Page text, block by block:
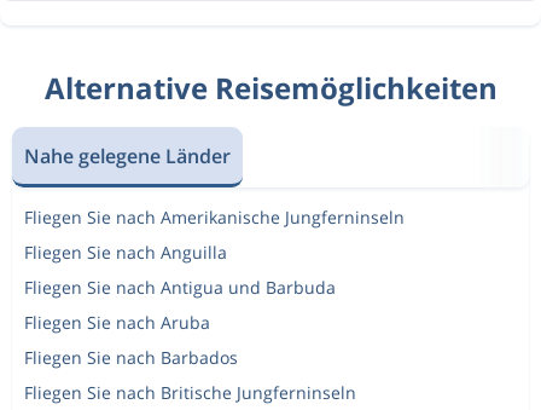
Alternative Reisemöglichkeiten
Nahe gelegene Länder
Fliegen Sie nach Amerikanische Jungferninseln
Fliegen Sie nach Anguilla
Fliegen Sie nach Antigua und Barbuda
Fliegen Sie nach Aruba
Fliegen Sie nach Barbados
Fliegen Sie nach Britische Jungferninseln